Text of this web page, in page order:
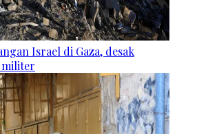
Israel di Gaza, desak
militer